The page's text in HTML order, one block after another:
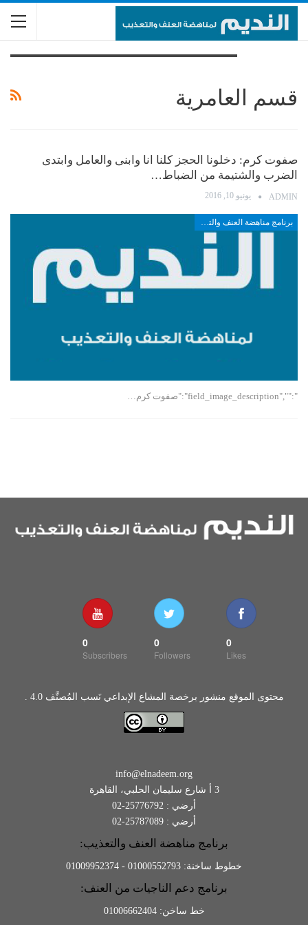
قسم العامرية
صفوت كرم: دخلونا الحجز كلنا انا وابنى والعامل وابتدى
الضرب والشتيمة من الضباط…
ADMIN يونيو 10, 2016
":"","field_image_description":"صفوت كرم…
0
Likes
0
Followers
0
Subscribers
محتوى الموقع منشور برخصة المشاع الإبداعي نَسب المُصنَّف 4.0 .
info@elnadeem.org
3 أ شارع سليمان الحلبي، القاهرة
أرضي : 25776792-02
أرضي : 25787089-02
برنامج مناهضة العنف والتعذيب:
خطوط ساخنة: 01000552793 - 01009952374
برنامج دعم الناجيات من العنف:
خط ساخن: 01006662404